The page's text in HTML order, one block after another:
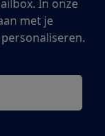
In onze
met je